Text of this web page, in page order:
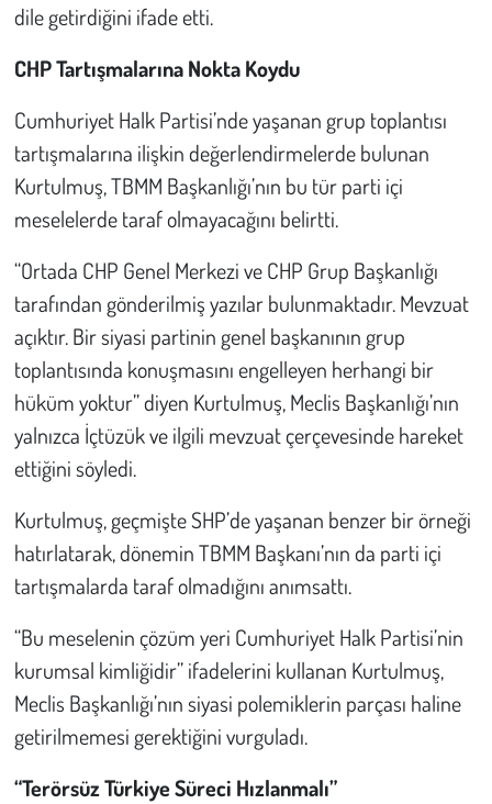
dile getirdiğini ifade etti.
CHP Tartışmalarına Nokta Koydu
Cumhuriyet Halk Partisi’nde yaşanan grup toplantısı
tartışmalarına ilişkin değerlendirmelerde bulunan
Kurtulmuş, TBMM Başkanlığı’nın bu tür parti içi
meselelerde taraf olmayacağını belirtti.
“Ortada CHP Genel Merkezi ve CHP Grup Başkanlığı
tarafından gönderilmiş yazılar bulunmaktadır. Mevzuat
açıktır. Bir siyasi partinin genel başkanının grup
toplantısında konuşmasını engelleyen herhangi bir
hüküm yoktur” diyen Kurtulmuş, Meclis Başkanlığı’nın
yalnızca İçtüzük ve ilgili mevzuat çerçevesinde hareket
ettiğini söyledi.
Kurtulmuş, geçmişte SHP’de yaşanan benzer bir örneği
hatırlatarak, dönemin TBMM Başkanı’nın da parti içi
tartışmalarda taraf olmadığını anımsattı.
“Bu meselenin çözüm yeri Cumhuriyet Halk Partisi’nin
kurumsal kimliğidir” ifadelerini kullanan Kurtulmuş,
Meclis Başkanlığı’nın siyasi polemiklerin parçası haline
getirilmemesi gerektiğini vurguladı.
“Terörsüz Türkiye Süreci Hızlanmalı”